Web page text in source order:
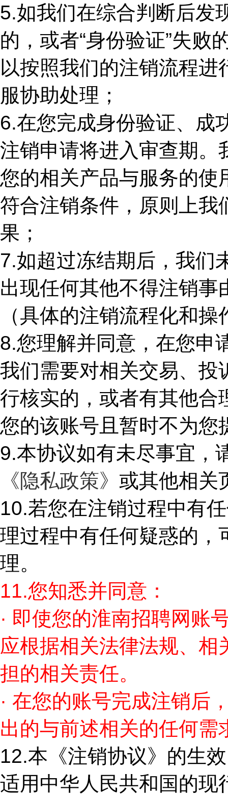
5.如我们在综合判断后发
的，或者“身份验证”失败
以按照我们的注销流程
服协助处理；
6.在您完成身份验证、成
注销申请将进入审查期。
您的相关产品与服务的使
符合注销条件，原则上
果；
7.如超过冻结期后，我们
出现任何其他不得注销
（具体的注销流程化和
8.您理解并同意，在您申
我们需要对相关交易、投
行核实的，或者有其他合
您的该账号且暂时不为您
9.本协议如有未尽事宜，
《隐私政策》 或其他相关
10.若您在注销过程中有
理过程中有任何疑惑的，
理。
11.您知悉并同意：
· 即使您的淮南招聘网账
应根据相关法律法规、
担的相关责任。
· 在您的账号完成注销后
出的与前述相关的任何需
12.本《注销协议》的生
适用中华人民共和国的现